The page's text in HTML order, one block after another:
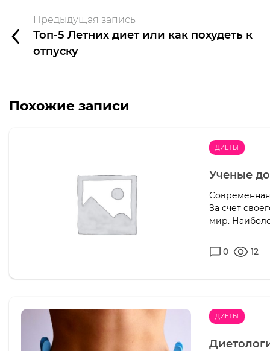
Предыдущая запись
Топ-5 Летних диет или как похудеть к
отпуску
Похожие записи
ДИЕТЫ
Ученые
За счет
мир.
0 12
ДИЕТЫ